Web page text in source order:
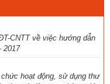
CNTT về việc hướng dẫn
2017
hoạt động, sử dụng thư